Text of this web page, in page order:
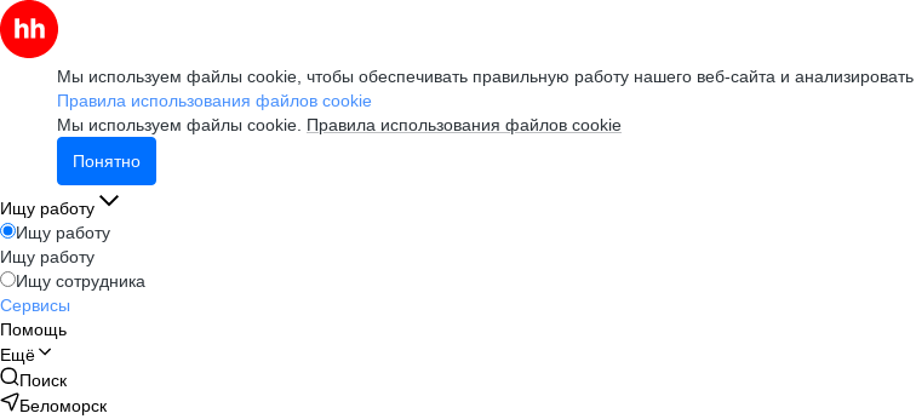
Мы используем файлы cookie, чтобы обеспечивать правильную работу нашего веб-сайта и анализировать
Правила использования файлов cookie
Мы используем файлы cookie. Правила использования файлов cookie
Понятно
Ищу работу
Ищу работу
Ищу работу
Ищу сотрудника
Сервисы
Помощь
Ещё
Поиск
Беломорск